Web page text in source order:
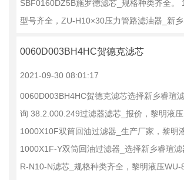
SBF0160DZ5B施罗德滤芯_规格种类齐全。
型号齐全，ZU-H10×30压力管路滤油器_新乡
0060D003BH4HC贺德克滤芯
2021-09-30 08:01:17
0060D003BH4HC贺德克滤芯选择新乡睿瑄
询 38.2.000.249过滤器滤芯_报价，黎明液
1000X10F双筒回油过滤器_生产厂家，黎明
1000X1F-Y双筒回油过滤器_选择新乡睿瑄
R-N10-N滤芯_规格种类齐全，黎明液压